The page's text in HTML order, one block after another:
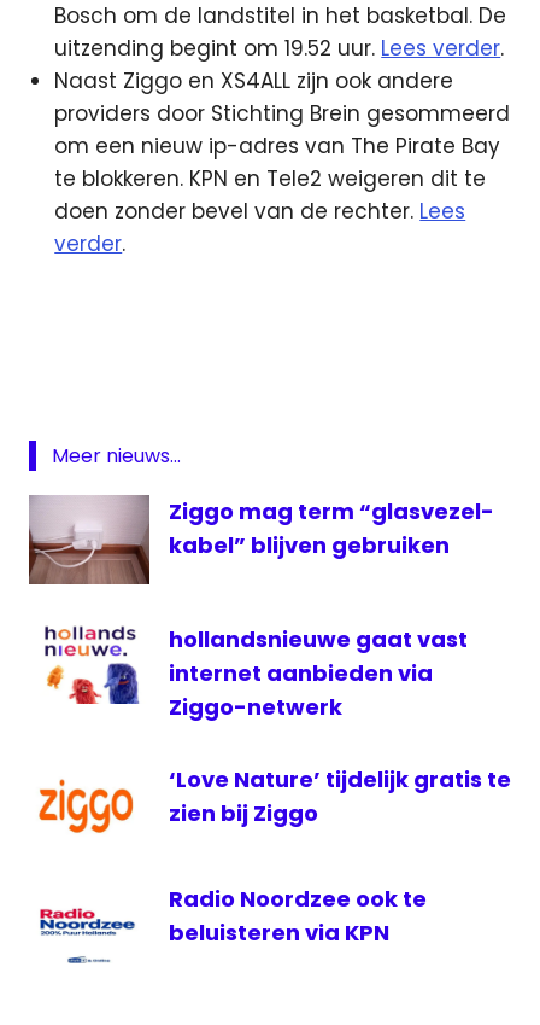
Bosch om de landstitel in het basketbal. De
uitzending begint om 19.52 uur. Lees verder.
Naast Ziggo en XS4ALL zijn ook andere
providers door Stichting Brein gesommeerd
om een nieuw ip-adres van The Pirate Bay
te blokkeren. KPN en Tele2 weigeren dit te
doen zonder bevel van de rechter. Lees
verder.
XS4all
ziggo
Meer nieuws...
Ziggo mag term “glasvezel-
kabel” blijven gebruiken
hollandsnieuwe gaat vast
internet aanbieden via
Ziggo-netwerk
‘Love Nature’ tijdelijk gratis te
zien bij Ziggo
Radio Noordzee ook te
beluisteren via KPN